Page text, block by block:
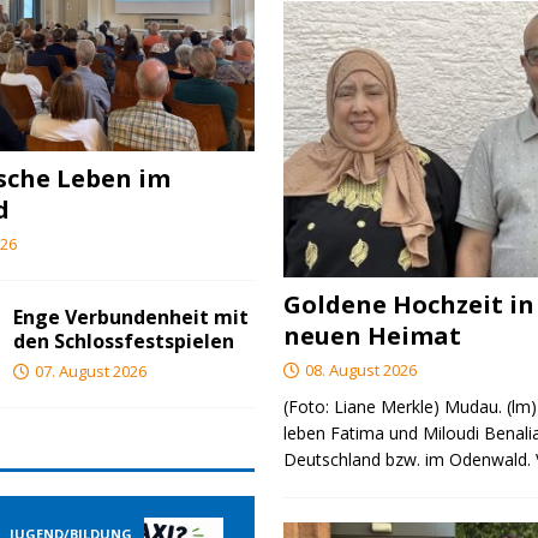
Leben im
Enge Verbundenheit mit
den Schlossfestspielen
07. August 2026
BILDUNG JUGEND/BILDUNG JUGEND/
Goldene Hochzeit
neuen Heimat
08. August 2026
(Foto: Liane Merkle) Mudau.
leben Fatima und Miloudi
Deutschland bzw. im